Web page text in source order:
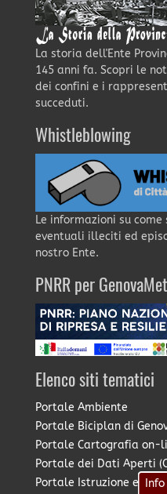
La storia dell'Ente
145 anni fa. Scopri le
dei confini e i
succeduti.
Whistleblowing
Le informazioni su
eventuali illeciti ed
nostro Ente.
PNRR per
Elenco siti tematici
Portale Ambiente
Portale Biciplan di
Portale Cartografia on-
Portale dei Dati Aperti
Portale Istruzione e